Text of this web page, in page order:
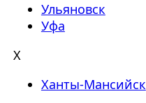
Ульяновск
Уфа
Х
Ханты-Мансийск